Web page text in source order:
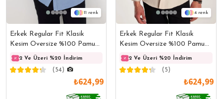
11
Erkek Regular Fit Klasik
Kesim Oversize %100 Pamuk
Keten Doku Çift Cep Mavi
Gömlek
2 Ve Üzeri %20 İndirim 2 Ve Üzeri %20 İndirim
(54)
₺624,99
4
Erkek Regular Fit Klasik
Kesim Oversize %100 Pamuk
Keten Doku Tek Cepli Bej
Gömlek
2 Ve Üzeri %20 İndirim
(5)
₺624,99